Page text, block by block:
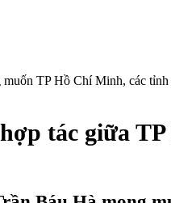
TP Hồ Chí Minh, các
tác giữa